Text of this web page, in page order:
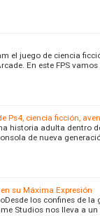
el juego de ciencia
En este FPS
Ps4, ciencia ficción,
historia adulta dentro
de nueva
su Máxima Expresión
los confines de
Studios nos lleva a